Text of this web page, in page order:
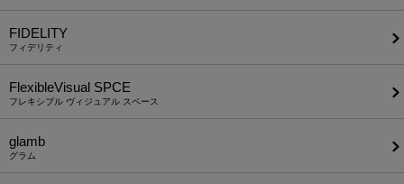
FIDELITY
フィデリティ
FlexibleVisual SPCE
フレキシブル ヴィジュアル スペース
glamb
グラム